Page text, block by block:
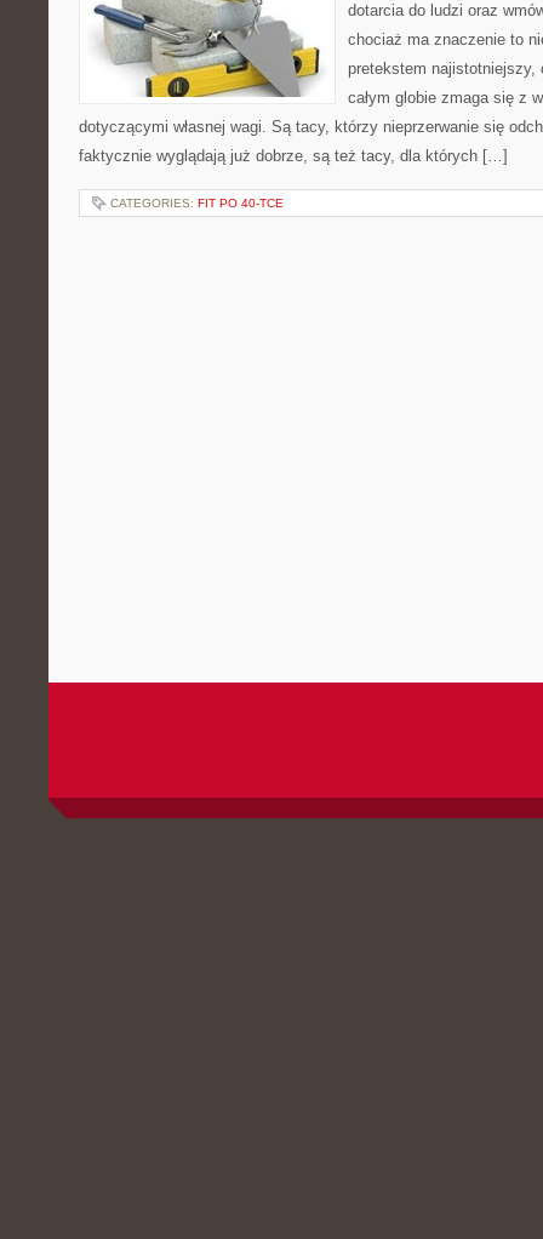
dotarcia do ludzi oraz
chociaż ma znaczenie to
pretekstem najistotniejszy,
całym globie zmaga się z
dotyczącymi własnej wagi. Są tacy, którzy nieprzerwanie się
faktycznie wyglądają już dobrze, są też tacy, dla których […]
CATEGORIES: FIT PO 40-TCE